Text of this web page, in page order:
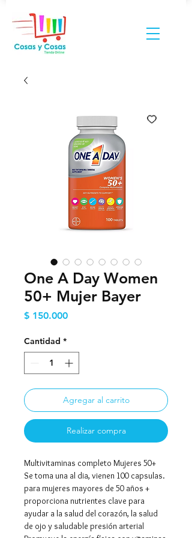
One A Day Women
50+ Mujer Bayer
$ 150.000Precio
Cantidad *
Agregar al carrito
Realizar compra
Multivitaminas completo Mujeres 50+
Se toma una al dia, vienen 100 capsulas.
para mujeres mayores de 50 años +
proporciona nutrientes clave para
ayudar a la salud del corazón, la salud
de ojo y saludable presión arterial